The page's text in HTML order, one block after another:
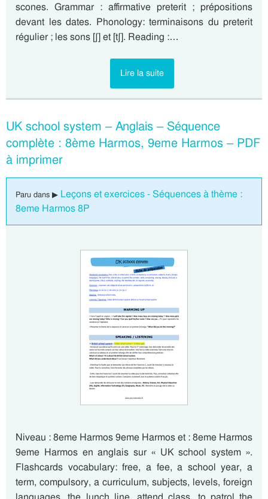
scones. Grammar : affirmative preterit ; prépositions
devant les dates. Phonology: terminaisons du preterit
régulier ; les sons [ʃ] et [tʃ]. Reading :…
Lire la suite
UK school system – Anglais – Séquence
complète : 8ème Harmos, 9eme Harmos – PDF
à imprimer
Paru dans ▶ Leçons et exercices - Séquences à thème :
8eme Harmos 8P
Niveau : 8eme Harmos 9eme Harmos et : 8eme Harmos
9eme Harmos en anglais sur « UK school system ».
Flashcards vocabulary: free, a fee, a school year, a
term, compulsory, a curriculum, subjects, levels, foreign